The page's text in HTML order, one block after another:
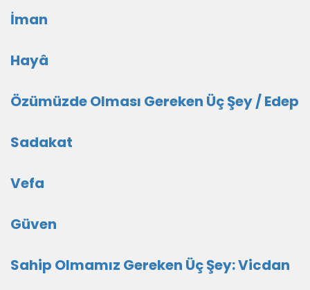
İman
Hayâ
Özümüzde Olması Gereken Üç Şey / Edep
Sadakat
Vefa
Güven
Sahip Olmamız Gereken Üç Şey: Vicdan